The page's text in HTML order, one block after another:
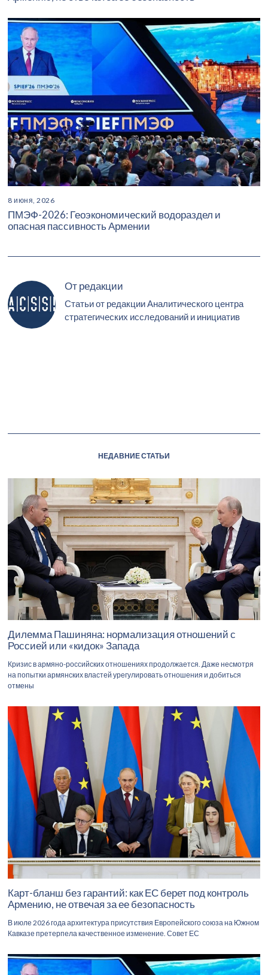
8 июня, 2026
ПМЭФ-2026: Геоэкономический водораздел и
опасная пассивность Армении
От редакции
Статьи от редакции Аналитического центра
стратегических исследований и инициатив
НЕДАВНИЕ СТАТЬИ
Дилемма Пашиняна: нормализация отношений с
Россией или «кидок» Запада
Кризис в армяно-российских отношениях продолжается. Даже несмотря
на попытки армянских властей урегулировать отношения и добиться
отмены
Карт-бланш без гарантий: как ЕС берет под контроль
Армению, не отвечая за ее безопасность
В июле 2026 года архитектура присутствия Европейского союза на Южном
Кавказе претерпела качественное изменение. Совет ЕС